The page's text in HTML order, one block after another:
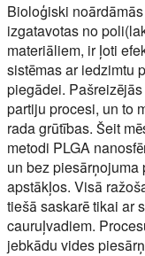
Bioloģiski
izgatavotas no
materiāliem, ir ļoti
sistēmas ar iedzimtu
piegādei.
partiju procesi, un to
rada grūtības. Šeit
metodi PLGA
un bez
apstākļos. Visā
tiešā saskarē tikai ar
cauruļvadiem.
jebkādu vides